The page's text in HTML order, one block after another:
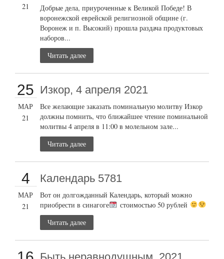
21
Добрые дела, приуроченные к Великой Победе! В
воронежской еврейской религиозной общине (г.
Воронеж и п. Высокий) прошла раздача продуктовых
наборов...
Читать далее
25
МАР
21
Изкор, 4 апреля 2021
Все желающие заказать поминальную молитву Изкор
должны помнить, что ближайшее чтение поминальной
молитвы 4 апреля в 11:00 в молельном зале...
Читать далее
4
МАР
21
Календарь 5781
Вот он долгожданный Календарь, который можно
приобрести в синагоге
стоимостью 50 рублей
Читать далее